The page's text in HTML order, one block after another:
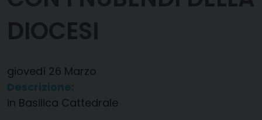
DIOCESI
giovedì 26 Marzo
Descrizione:
in Basilica Cattedrale